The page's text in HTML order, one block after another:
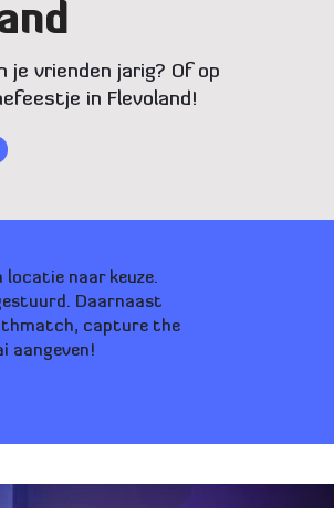
je vrienden jarig? Of op
in Flevoland!
locatie naar keuze.
Daarnaast
capture the
aangeven!